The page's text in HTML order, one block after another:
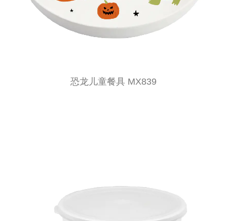
恐龙儿童餐具 MX839